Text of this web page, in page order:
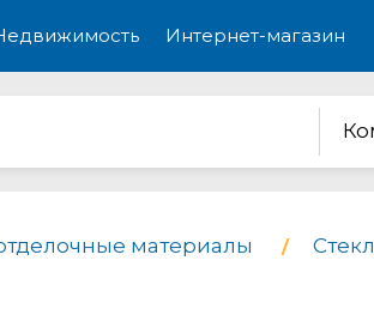
Интернет-магазин
материалы